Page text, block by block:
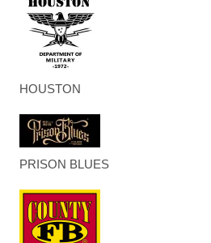
HOUSTON
PRISON BLUES